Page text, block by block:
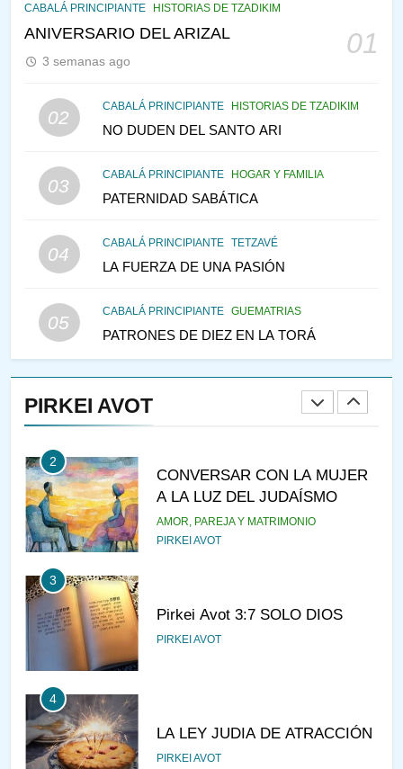
CABALÁ PRINCIPIANTE HISTORIAS DE TZADIKIM
ANIVERSARIO DEL ARIZAL 01
3 semanas ago
02
CABALÁ PRINCIPIANTE HISTORIAS DE TZADIKIM
NO DUDEN DEL SANTO ARI
03
CABALÁ PRINCIPIANTE HOGAR Y FAMILIA
PATERNIDAD SABÁTICA
04
CABALÁ PRINCIPIANTE TETZAVÉ
LA FUERZA DE UNA PASIÓN
05
CABALÁ PRINCIPIANTE GUEMATRIAS
PATRONES DE DIEZ EN LA TORÁ
PIRKEI AVOT
CABALÁ Y JASIDUT: EL
CONSEJO DE LOS PADRES
146
TEMPLO Y LA ALEGRÍA EN
VEAMOS ¿POR QUÉ
IEHOSHÚA? Y LA QUEJA DE
1
RAZI ¿QUIÉN ES SABIO?
2
CONVERSAR CON LA MUJER
A LA LUZ DEL JUDAÍSMO
AMOR, PAREJA Y MATRIMONIO
PIRKEI AVOT
3
Pirkei Avot 3:7 SOLO DIOS
PIRKEI AVOT
4
LA LEY JUDIA DE ATRACCIÓN
PIRKEI AVOT